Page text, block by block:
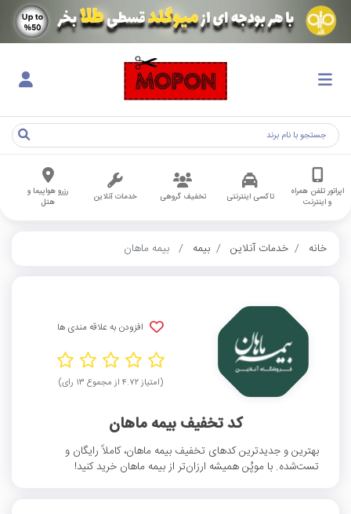
اپراتور تلفن همراه
و اینترنت
تاکسی اینترنتی تخفیف گروهی خدمات آنلاین
رزرو هواپیما و
هتل
خانه خدمات آنلاین بیمه بیمه ماهان
افزودن به علاقه مندی ها
(امتیاز ۴.۷۲ از مجموع ۱۳ رای)
کد تخفیف بیمه ماهان
بهترین و جدیدترین کدهای تخفیف بیمه ماهان، کاملاً رایگان و
تست‌شده. با موپُن همیشه ارزان‌تر از بیمه ماهان خرید کنید!